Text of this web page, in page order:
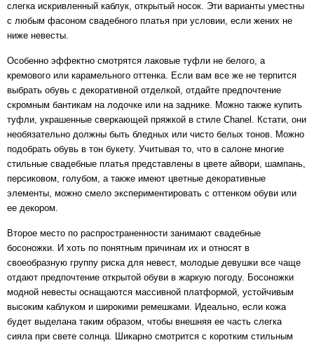
слегка искривленный каблук, открытый носок. Эти варианты уместны
с любым фасоном свадебного платья при условии, если жених не
ниже невесты.
Особенно эффектно смотрятся лаковые туфли не белого, а
кремового или карамельного оттенка. Если вам все же не терпится
выбрать обувь с декоративной отделкой, отдайте предпочтение
скромным бантикам на лодочке или на заднике. Можно также купить
туфли, украшенные сверкающей пряжкой в стиле Chanel. Кстати, они
необязательно должны быть бледных или чисто белых тонов. Можно
подобрать обувь в тон букету. Учитывая то, что в салоне многие
стильные свадебные платья представлены в цвете айвори, шампань,
персиковом, голубом, а также имеют цветные декоративные
элементы, можно смело экспериментировать с оттенком обуви или
ее декором.
Второе место по распространенности занимают свадебные
босоножки. И хоть по понятным причинам их и относят в
своеобразную группу риска для невест, молодые девушки все чаще
отдают предпочтение открытой обуви в жаркую погоду. Босоножки
модной невесты оснащаются массивной платформой, устойчивым
высоким каблуком и широкими ремешками. Идеально, если кожа
будет выделана таким образом, чтобы внешняя ее часть слегка
сияла при свете солнца. Шикарно смотрится с коротким стильным